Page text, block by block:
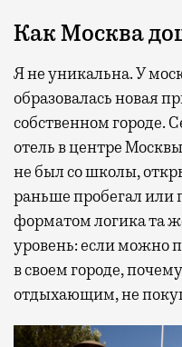
Как Москва
Я не уникальна. У
образовалась новая
собственном городе.
отель в центре
не был со школы,
раньше пробегал
форматом логика та
уровень: если можно
в своем городе,
отдыхающим, не